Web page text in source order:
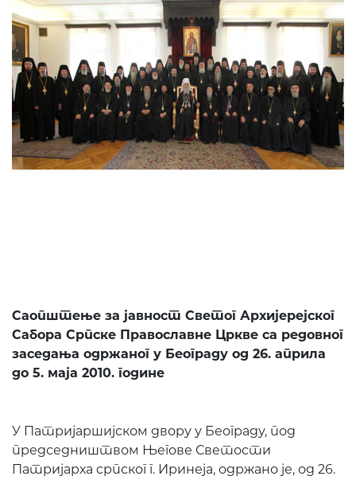
Саопштење за јавност Светог Архијерејског
Сабора Српске Православне Цркве са редовног
заседања одржаног у Београду од 26. априла
до 5. маја 2010. године
У Патријаршијском двору у Београду, под
председништвом Његове Светости
Патријарха српског г. Иринеја, одржано је, од 26.